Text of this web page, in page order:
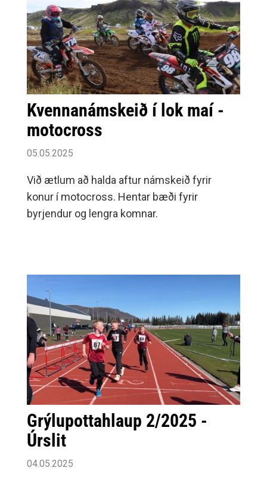
Kvennanámskeið í lok maí -
motocross
05.05.2025
Við ætlum að halda aftur námskeið fyrir
konur í motocross. Hentar bæði fyrir
byrjendur og lengra komnar.
Grýlupottahlaup 2/2025 -
Úrslit
04.05.2025